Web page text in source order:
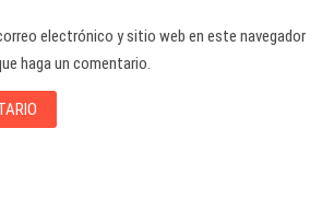
electrónico y sitio web en este navegador
haga un comentario.